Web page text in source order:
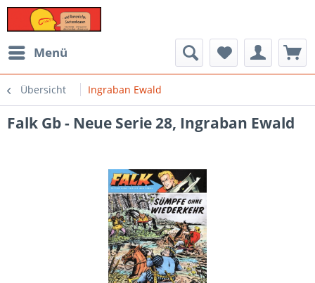
Menü
Übersicht Ingraban Ewald
Falk Gb - Neue Serie 28, Ingraban Ewald